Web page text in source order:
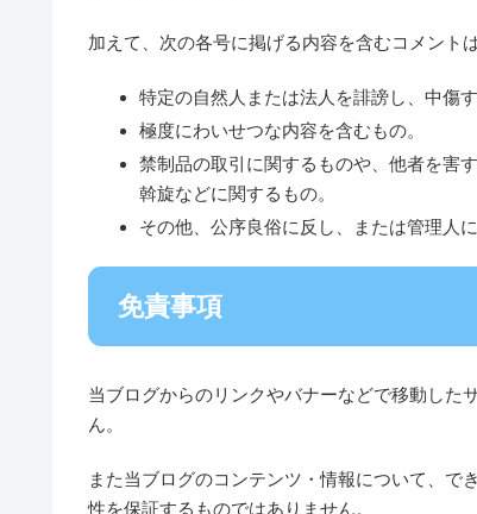
加えて、次の各号に掲げる内容を含むコメント
特定の自然人または法人を誹謗し、中傷す
極度にわいせつな内容を含むもの。
禁制品の取引に関するものや、他者を害
斡旋などに関するもの。
その他、公序良俗に反し、または管理人
免責事項
当ブログからのリンクやバナーなどで移動した
ん。
また当ブログのコンテンツ・情報について、で
性を保証するものではありません。